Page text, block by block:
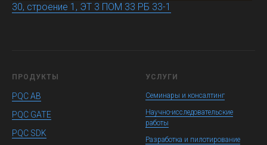
30, строение 1, ЭТ 3 ПОМ 33 РБ 33-1
ПРОДУКТЫ
PQC AB
PQC GATE
PQC SDK
УСЛУГИ
Семинары и консалтинг
Научно-исследовательские
работы
Разработка и пилотирование